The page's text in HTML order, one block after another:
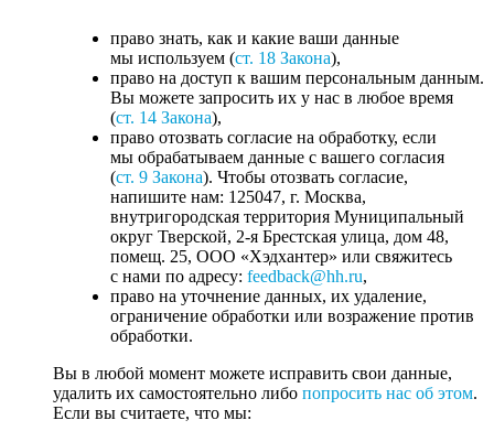
право знать, как и какие ваши данные
мы используем (ст. 18 Закона),
право на доступ к вашим персональным данным.
Вы можете запросить их у нас в любое время
(ст. 14 Закона),
право отозвать согласие на обработку, если
мы обрабатываем данные с вашего согласия
(ст. 9 Закона). Чтобы отозвать согласие,
напишите нам: 125047, г. Москва,
внутригородская территория Муниципальный
округ Тверской, 2-я Брестская улица, дом 48,
помещ. 25, ООО «Хэдхантер» или свяжитесь
с нами по адресу: feedback@hh.ru,
право на уточнение данных, их удаление,
ограничение обработки или возражение против
обработки.
Вы в любой момент можете исправить свои данные,
удалить их самостоятельно либо попросить нас об этом.
Если вы считаете, что мы: